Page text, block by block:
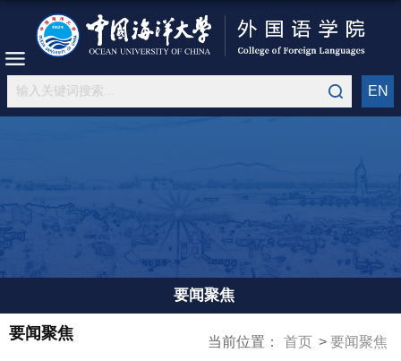
EN
要闻聚焦
当前位置： 首页 要闻聚焦
要闻聚焦